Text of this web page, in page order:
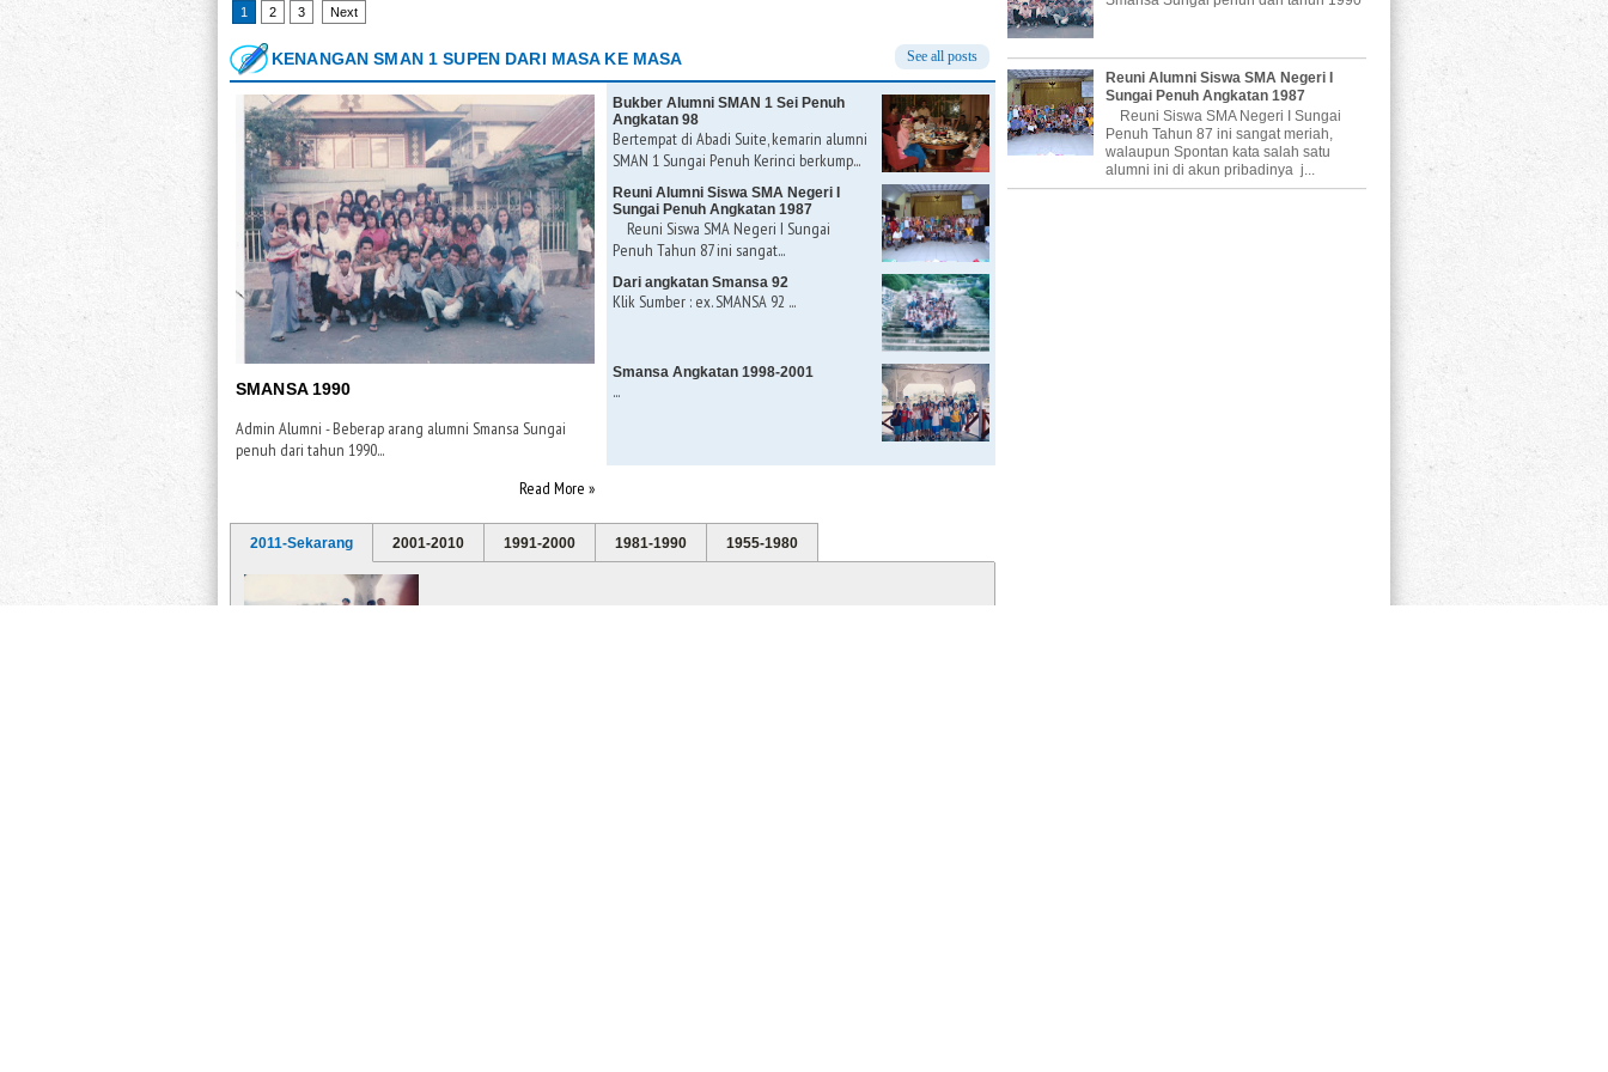
1 2 3 Next
Reuni Alumni Siswa SMA Negeri I
Sungai Penuh Angkatan 1987
Reuni Siswa SMA Negeri I Sungai
Penuh Tahun 87 ini sangat meriah,
walaupun Spontan kata salah satu
alumni ini di akun pribadinya j...
See all posts
KENANGAN SMAN 1 SUPEN DARI MASA KE MASA
SMANSA 1990
Admin Alumni - Beberap arang alumni Smansa Sungai
penuh dari tahun 1990...
Read More »
Bukber Alumni SMAN 1 Sei Penuh
Angkatan 98
Bertempat di Abadi Suite, kemarin alumni
SMAN 1 Sungai Penuh Kerinci berkump...
Reuni Alumni Siswa SMA Negeri I
Sungai Penuh Angkatan 1987
Reuni Siswa SMA Negeri I Sungai
Penuh Tahun 87 ini sangat...
Dari angkatan Smansa 92
Klik Sumber : ex. SMANSA 92 ...
Smansa Angkatan 1998-2001
...
2011-Sekarang 2001-2010 1991-2000 1981-1990 1955-1980